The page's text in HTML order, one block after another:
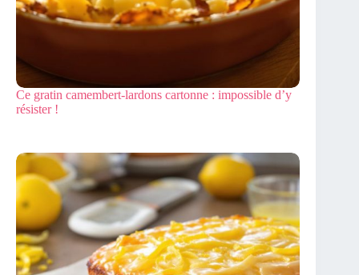
Ce gratin camembert-lardons cartonne : impossible d’y
résister !